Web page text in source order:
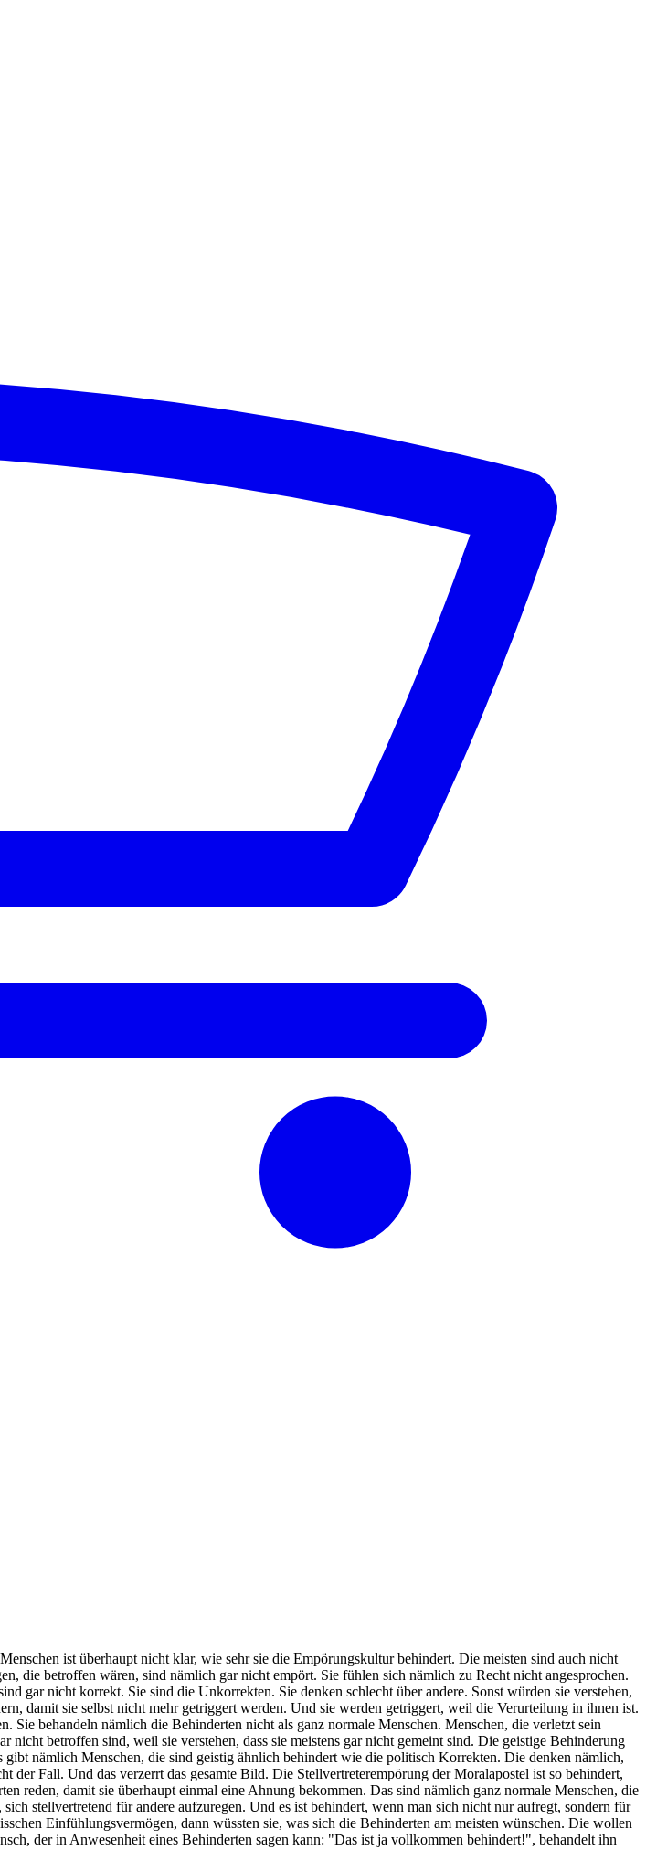
ist überhaupt nicht klar, wie sehr sie die Empörungskultur behindert. Die meisten sind auch nicht
die betroffen wären, sind nämlich gar nicht empört. Sie fühlen sich nämlich zu Recht nicht angesprochen.
gar nicht korrekt. Sie sind die Unkorrekten. Sie denken schlecht über andere. Sonst würden sie verstehen,
damit sie selbst nicht mehr getriggert werden. Und sie werden getriggert, weil die Verurteilung in ihnen ist.
behandeln nämlich die Behinderten nicht als ganz normale Menschen. Menschen, die verletzt sein
betroffen sind, weil sie verstehen, dass sie meistens gar nicht gemeint sind. Die geistige Behinderung
nämlich Menschen, die sind geistig ähnlich behindert wie die politisch Korrekten. Die denken nämlich,
Fall. Und das verzerrt das gesamte Bild. Die Stellvertreterempörung der Moralapostel ist so behindert,
reden, damit sie überhaupt einmal eine Ahnung bekommen. Das sind nämlich ganz normale Menschen, die
stellvertretend für andere aufzuregen. Und es ist behindert, wenn man sich nicht nur aufregt, sondern für
Einfühlungsvermögen, dann wüssten sie, was sich die Behinderten am meisten wünschen. Die wollen
der in Anwesenheit eines Behinderten sagen kann: "Das ist ja vollkommen behindert!", behandelt ihn